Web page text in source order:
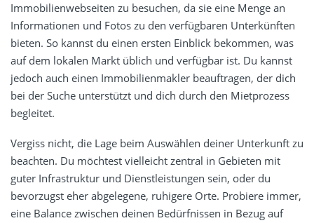
Immobilienwebseiten zu besuchen, da sie eine Menge an
Informationen und Fotos zu den verfügbaren Unterkünften
bieten. So kannst du einen ersten Einblick bekommen, was
auf dem lokalen Markt üblich und verfügbar ist. Du kannst
jedoch auch einen Immobilienmakler beauftragen, der dich
bei der Suche unterstützt und dich durch den Mietprozess
begleitet.
Vergiss nicht, die Lage beim Auswählen deiner Unterkunft zu
beachten. Du möchtest vielleicht zentral in Gebieten mit
guter Infrastruktur und Dienstleistungen sein, oder du
bevorzugst eher abgelegene, ruhigere Orte. Probiere immer,
eine Balance zwischen deinen Bedürfnissen in Bezug auf